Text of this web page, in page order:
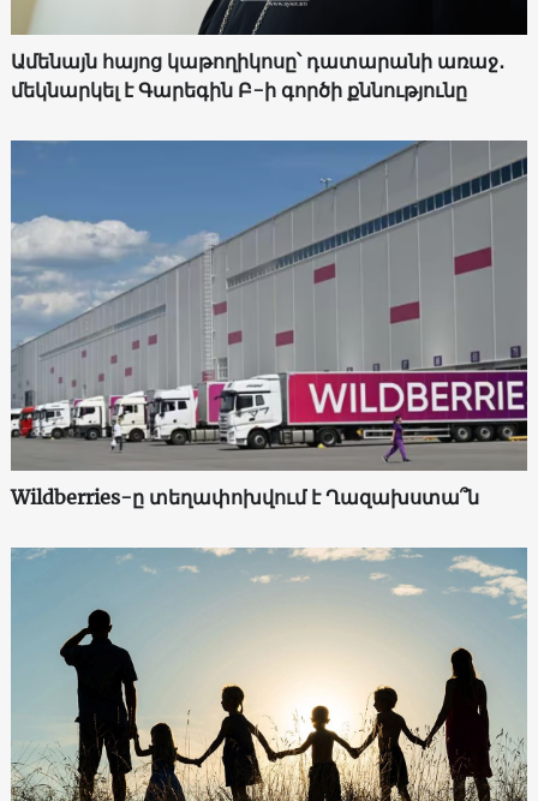
Ամենայն հայոց կաթողիկոսը՝ դատարանի առաջ․
մեկնարկել է Գարեգին Բ-ի գործի քննությունը
Wildberries-ը տեղափոխվում է Ղազախստա՞ն